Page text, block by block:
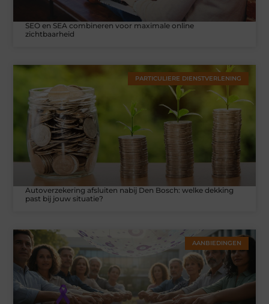
SEO en SEA combineren voor maximale online
zichtbaarheid
PARTICULIERE DIENSTVERLENING
Autoverzekering afsluiten nabij Den Bosch: welke dekking
past bij jouw situatie?
AANBIEDINGEN